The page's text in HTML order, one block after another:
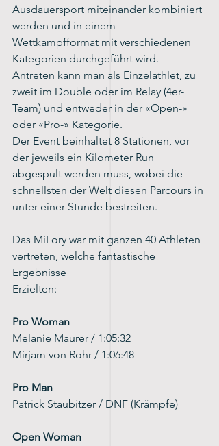
Ausdauersport miteinander kombiniert
werden und in einem
Wettkampfformat mit verschiedenen
Kategorien durchgeführt wird.
Antreten kann man als Einzelathlet, zu
zweit im Double oder im Relay (4er-
Team) und entweder in der «Open-»
oder «Pro-» Kategorie.
Der Event beinhaltet 8 Stationen, vor
der jeweils ein Kilometer Run
abgespult werden muss, wobei die
schnellsten der Welt diesen Parcours in
unter einer Stunde bestreiten.
Das MiLory war mit ganzen 40 Athleten
vertreten, welche fantastische
Ergebnisse
Erzielten:
Pro Woman
Melanie Maurer / 1:05:32
Mirjam von Rohr / 1:06:48
Pro Man
Patrick Staubitzer / DNF (Krämpfe)
Open Woman